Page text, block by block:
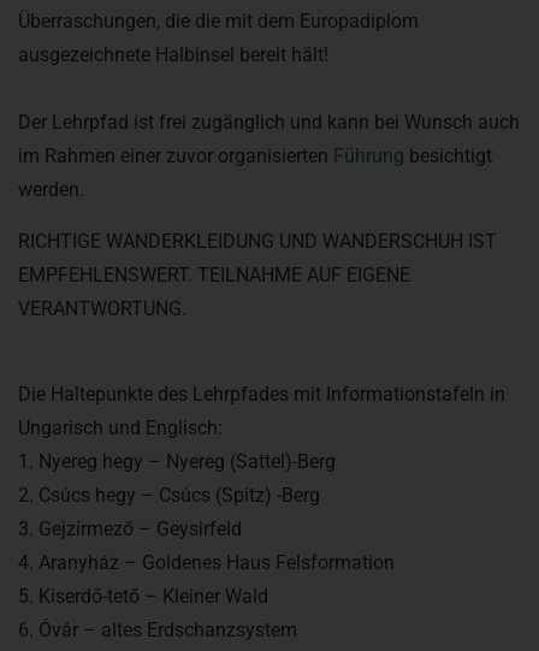
Überraschungen, die die mit dem Europadiplom
ausgezeichnete Halbinsel bereit hält!
Der Lehrpfad ist frei zugänglich und kann bei Wunsch auch
im Rahmen einer zuvor organisierten Führung besichtigt
werden.
RICHTIGE WANDERKLEIDUNG UND WANDERSCHUH IST
EMPFEHLENSWERT. TEILNAHME AUF EIGENE
VERANTWORTUNG.
Die Haltepunkte des Lehrpfades mit Informationstafeln in
Ungarisch und Englisch:
1. Nyereg hegy – Nyereg (Sattel)-Berg
2. Csúcs hegy – Csúcs (Spitz) -Berg
3. Gejzírmező – Geysirfeld
4. Aranyház – Goldenes Haus Felsformation
5. Kiserdő-tető – Kleiner Wald
6. Óvár – altes Erdschanzsystem